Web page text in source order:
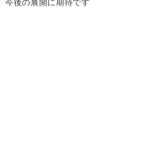
今後の展開に期待です